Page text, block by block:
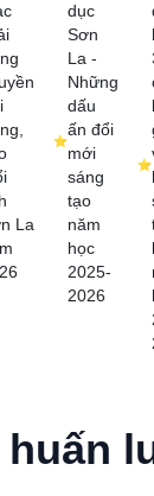
La
dục
Sơn
La -
Những
dấu
ấn đổi
mới
sáng
tạo
năm
học
2025-
2026